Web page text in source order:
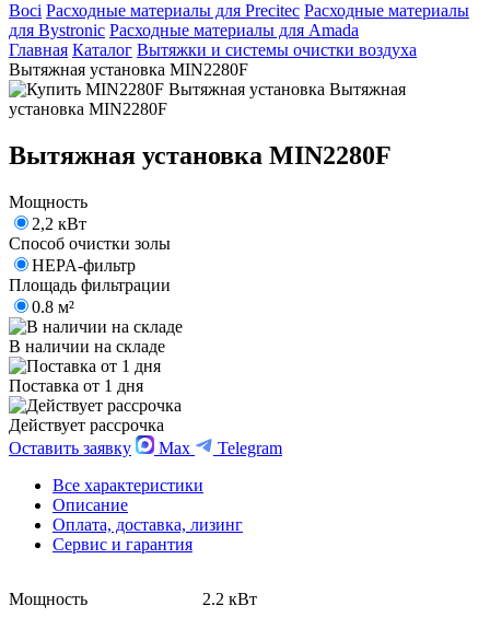
Boci Расходные материалы для Precitec Расходные материалы
для Bystronic Расходные материалы для Amada
Главная Каталог Вытяжки и системы очистки воздуха
Вытяжная установка MIN2280F
Вытяжная установка MIN2280F
Мощность
2,2 кВт
Способ очистки золы
HEPA-фильтр
Площадь фильтрации
0.8 м²
В наличии на складе
Поставка от 1 дня
Действует рассрочка
Оставить заявку
Max
Telegram
Все характеристики
Описание
Оплата, доставка, лизинг
Сервис и гарантия
Мощность 2.2 кВт